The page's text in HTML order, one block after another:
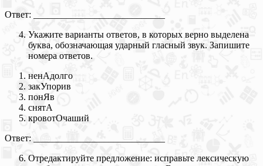
Ответ: ____________________________
Укажите варианты ответов, в которых верно выделена
буква, обозначающая ударный гласный звук. Запишите
номера ответов.
ненАдолго
закУпорив
понЯв
снятА
кровотОчаший
Ответ: ____________________________
Отредактируйте предложение: исправьте лексическую